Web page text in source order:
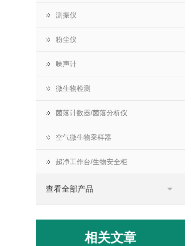
测振仪
粉尘仪
噪声计
微生物检测
菌落计数器/菌落分析仪
空气微生物采样器
超净工作台/生物安全柜
查看全部产品
相关文章